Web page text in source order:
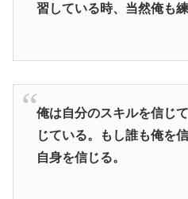
習している時、当然俺も
俺は自分のスキルを信じ
じている。もし誰も俺を
自身を信じる。